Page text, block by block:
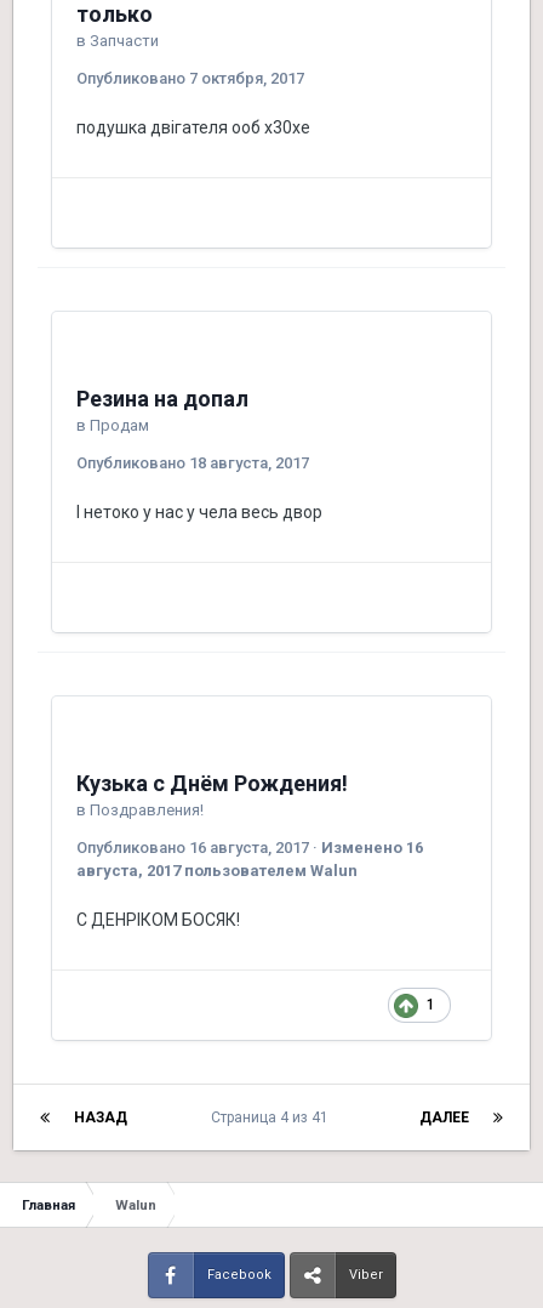
только
в Запчасти
Опубликовано 7 октября, 2017
подушка двігателя ооб х30хе
Резина на допал
в Продам
Опубликовано 18 августа, 2017
І нетоко у нас у чела весь двор
Кузька с Днём Рождения!
в Поздравления!
Опубликовано 16 августа, 2017 · Изменено 16
августа, 2017пользователем Walun
С ДЕНРІКОМ БОСЯК!
1
НАЗАД ДАЛЕЕ
Страница 4 из 41
Главная Walun
Facebook Viber